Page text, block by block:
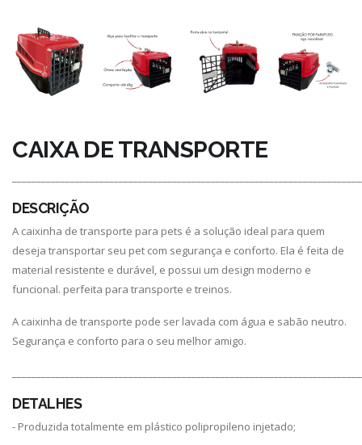
CAIXA DE TRANSPORTE
DESCRIÇÃO
A caixinha de transporte para pets é a solução ideal para quem
deseja transportar seu pet com segurança e conforto. Ela é feita de
material resistente e durável, e possui um design moderno e
funcional. perfeita para transporte e treinos.
A caixinha de transporte pode ser lavada com água e sabão neutro.
Segurança e conforto para o seu melhor amigo.
DETALHES
- Produzida totalmente em plástico polipropileno injetado;